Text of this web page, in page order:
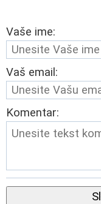
Vaše ime:
Vaš email:
Komentar: